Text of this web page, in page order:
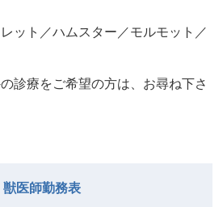
ット／ハムスター／モルモット／
診療をご希望の⽅は、お尋ね下さ
獣医師勤務表